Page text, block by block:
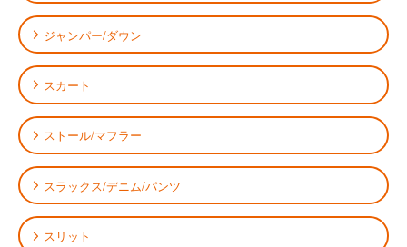
ジャンパー/ダウン
スカート
ストール/マフラー
スラックス/デニム/パンツ
スリット